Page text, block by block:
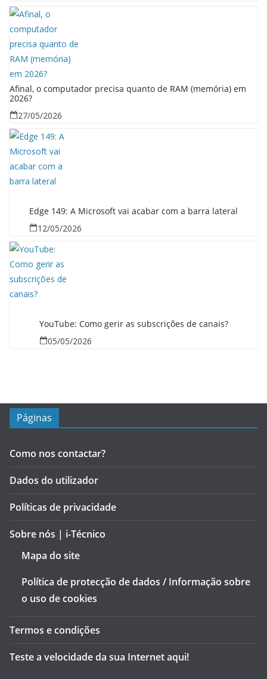
Afinal, o computador precisa quanto de RAM (memória) em
2026?
27/05/2026
Edge 149: A Microsoft vai acabar com a barra lateral
12/05/2026
YouTube: Como gerir as subscrições de canais?
05/05/2026
Páginas
Como nos contactar?
Dados do utilizador
Políticas de privacidade
Sobre nós | i-Técnico
Mapa do site
Política de protecção de dados / Informação sobre
o uso de cookies
Termos e condições
Teste a velocidade da sua Internet aqui!